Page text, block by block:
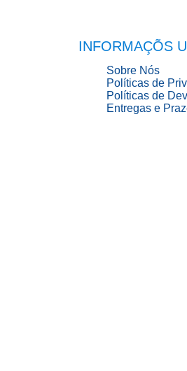
INFORMAÇÕS
Sobre Nós
Políticas de
Políticas de
Entregas e